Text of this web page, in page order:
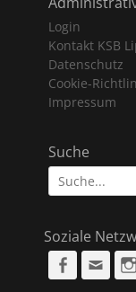
Login
Kontakt KSB
Datenschutz
Cookie-
Impressum
Suche
Suche
nach:
Soziale
Facebook